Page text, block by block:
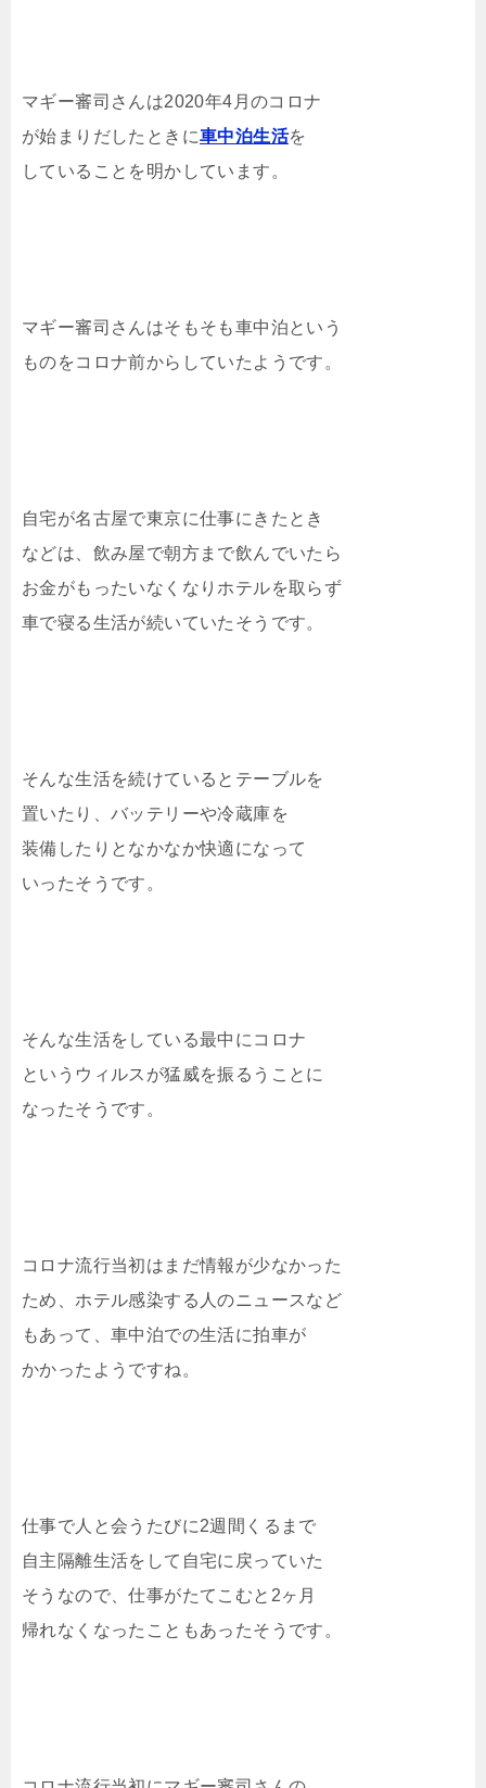
マギー審司さんは2020年4月のコロナ
が始まりだしたときに車中泊生活を
していることを明かしています。
マギー審司さんはそもそも車中泊という
ものをコロナ前からしていたようです。
自宅が名古屋で東京に仕事にきたとき
などは、飲み屋で朝方まで飲んでいたら
お金がもったいなくなりホテルを取らず
車で寝る生活が続いていたそうです。
そんな生活を続けているとテーブルを
置いたり、バッテリーや冷蔵庫を
装備したりとなかなか快適になって
いったそうです。
そんな生活をしている最中にコロナ
というウィルスが猛威を振るうことに
なったそうです。
コロナ流行当初はまだ情報が少なかった
ため、ホテル感染する人のニュースなど
もあって、車中泊での生活に拍車が
かかったようですね。
仕事で人と会うたびに2週間くるまで
自主隔離生活をして自宅に戻っていた
そうなので、仕事がたてこむと2ヶ月
帰れなくなったこともあったそうです。